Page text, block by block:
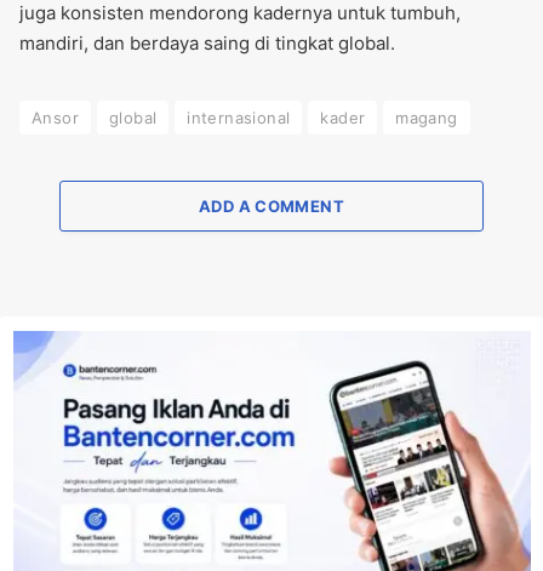
juga konsisten mendorong kadernya untuk tumbuh,
mandiri, dan berdaya saing di tingkat global.
Ansor global internasional kader magang
ADD A COMMENT